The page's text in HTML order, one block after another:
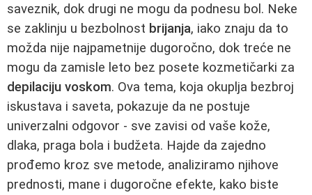
saveznik, dok drugi ne mogu da podnesu bol. Neke
se zaklinju u bezbolnost brijanja, iako znaju da to
možda nije najpametnije dugoročno, dok treće ne
mogu da zamisle leto bez posete kozmetičarki za
depilaciju voskom. Ova tema, koja okuplja bezbroj
iskustava i saveta, pokazuje da ne postuje
univerzalni odgovor - sve zavisi od vaše kože,
dlaka, praga bola i budžeta. Hajde da zajedno
prođemo kroz sve metode, analiziramo njihove
prednosti, mane i dugoročne efekte, kako biste